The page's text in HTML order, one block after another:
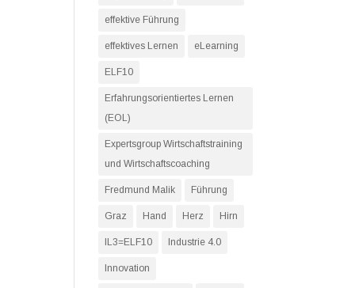
effektive Führung
effektives Lernen eLearning
ELF10
Erfahrungsorientiertes Lernen
(EOL)
Expertsgroup Wirtschaftstraining
und Wirtschaftscoaching
Fredmund Malik Führung
Graz Hand Herz Hirn
IL3=ELF10 Industrie 4.0
Innovation